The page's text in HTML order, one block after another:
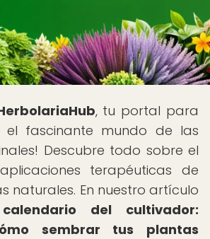
, tu portal para
el fascinante mundo de las
Descubre todo sobre el
terapéuticas de
naturales. En nuestro artículo
del cultivador:
sembrar tus plantas